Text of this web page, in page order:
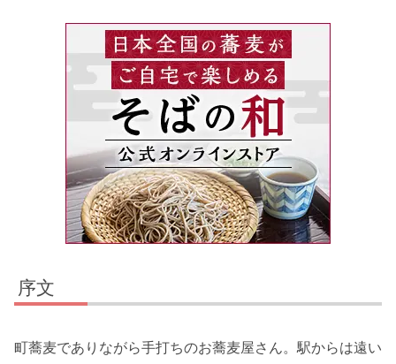
序文
町蕎麦でありながら手打ちのお蕎麦屋さん。駅からは遠い